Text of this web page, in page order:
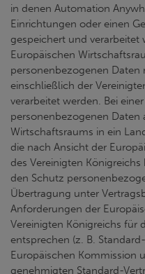
in denen Automation
Einrichtungen oder einen
gespeichert und verarbeitet
Europäischen
personenbezogenen Daten
einschließlich der
verarbeitet werden. Bei
personenbezogenen Daten
Wirtschaftsraums in ein
die nach Ansicht der
des Vereinigten
den Schutz
Übertragung unter
Anforderungen der
Vereinigten Königreichs für
entsprechen (z. B.
Europäischen Kommission
genehmigten Standard-